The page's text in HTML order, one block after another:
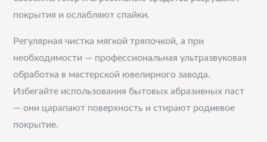
покрытия и ослабляют спайки.
Регулярная чистка мягкой тряпочкой, а при
необходимости — профессиональная ультразвуковая
обработка в мастерской ювелирного завода.
Избегайте использования бытовых абразивных паст
— они царапают поверхность и стирают родиевое
покрытие.